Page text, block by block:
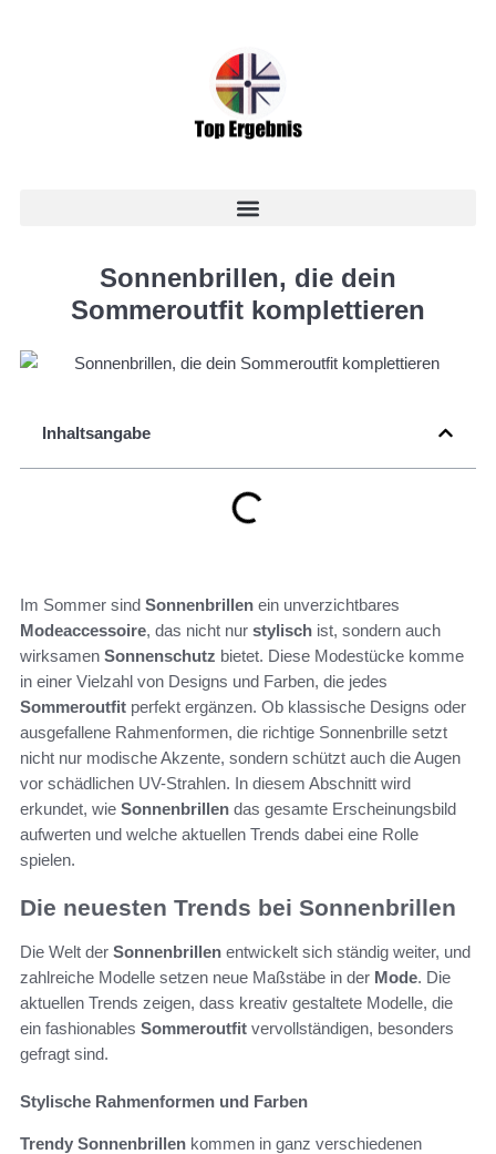
Sonnenbrillen, die dein
Sommeroutfit komplettieren
Inhaltsangabe
Im Sommer sind Sonnenbrillen ein unverzichtbares
Modeaccessoire, das nicht nur stylisch ist, sondern auch
wirksamen Sonnenschutz bietet. Diese Modestücke komme
in einer Vielzahl von Designs und Farben, die jedes
Sommeroutfit perfekt ergänzen. Ob klassische Designs oder
ausgefallene Rahmenformen, die richtige Sonnenbrille setzt
nicht nur modische Akzente, sondern schützt auch die Augen
vor schädlichen UV-Strahlen. In diesem Abschnitt wird
erkundet, wie Sonnenbrillen das gesamte Erscheinungsbild
aufwerten und welche aktuellen Trends dabei eine Rolle
spielen.
Die neuesten Trends bei Sonnenbrillen
Die Welt der Sonnenbrillen entwickelt sich ständig weiter, und
zahlreiche Modelle setzen neue Maßstäbe in der Mode. Die
aktuellen Trends zeigen, dass kreativ gestaltete Modelle, die
ein fashionables Sommeroutfit vervollständigen, besonders
gefragt sind.
Stylische Rahmenformen und Farben
Trendy Sonnenbrillen kommen in ganz verschiedenen